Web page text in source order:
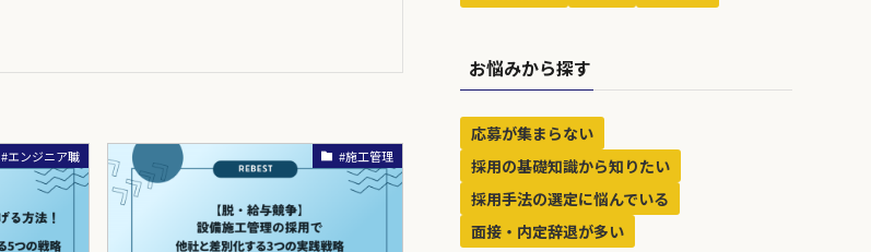
#エンジニア職 #施工管理
お悩みから探す
応募が集まらない
採用の基礎知識から知りたい
採用手法の選定に悩んでいる
面接・内定辞退が多い